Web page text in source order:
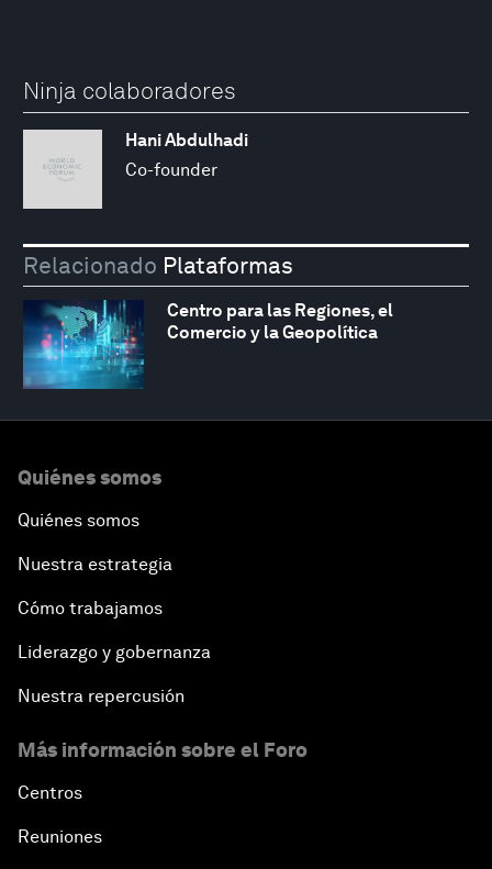
Ninja colaboradores
Hani Abdulhadi
Co-founder
Relacionado Plataformas
Centro para las Regiones, el
Comercio y la Geopolítica
Quiénes somos
Quiénes somos
Nuestra estrategia
Cómo trabajamos
Liderazgo y gobernanza
Nuestra repercusión
Más información sobre el Foro
Centros
Reuniones